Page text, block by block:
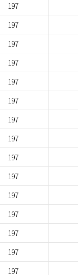
197
197
197
197
197
197
197
197
197
197
197
197
197
197
197